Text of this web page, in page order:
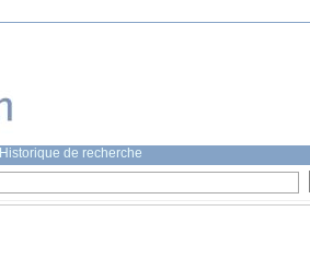
Historique de recherche